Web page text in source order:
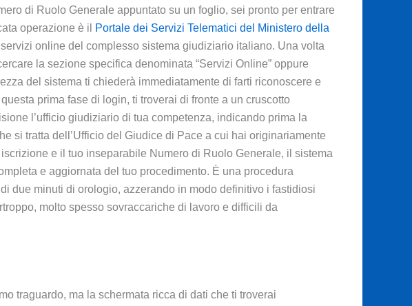
di Ruolo Generale appuntato su un foglio, sei pronto per entrare
operazione è il
Portale dei Servizi Telematici del Ministero della
online del complesso sistema giudiziario italiano. Una volta
la sezione specifica denominata “Servizi Online” oppure
del sistema ti chiederà immediatamente di farti riconoscere e
prima fase di login, ti troverai di fronte a un cruscotto
l’ufficio giudiziario di tua competenza, indicando prima la
si tratta dell’Ufficio del Giudice di Pace a cui hai originariamente
e il tuo inseparabile Numero di Ruolo Generale, il sistema
e aggiornata del tuo procedimento. È una procedura
due minuti di orologio, azzerando in modo definitivo i fastidiosi
molto spesso sovraccariche di lavoro e difficili da
traguardo, ma la schermata ricca di dati che ti troverai